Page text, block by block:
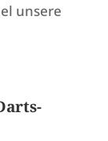
unsere